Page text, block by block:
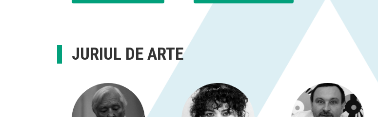
JURIUL DE ARTE